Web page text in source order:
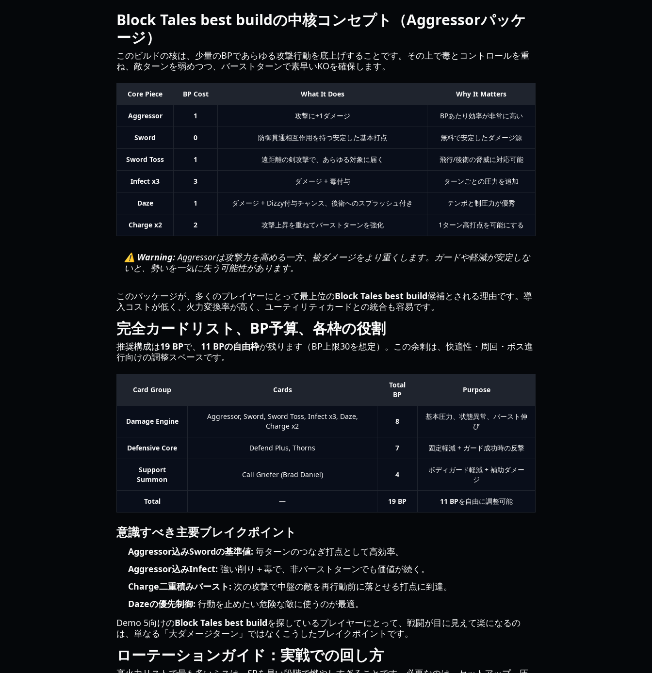
Block Tales best buildの中核コンセプト（Aggressorパッケ
ージ）
このビルドの核は、少量のBPであらゆる攻撃行動を底上げすることです。その上で毒とコントロールを重
ね、敵ターンを弱めつつ、バーストターンで素早いKOを確保します。
Core Piece BP Cost What It Does Why It Matters
Aggressor 1 攻撃に+1ダメージ BPあたり効率が非常に高い
Sword 0 防御貫通相互作用を持つ安定した基本打点 無料で安定したダメージ源
Sword Toss 1 遠距離の剣攻撃で、あらゆる対象に届く 飛行/後衛の脅威に対応可能
Infect x3 3 ダメージ + 毒付与 ターンごとの圧力を追加
Daze 1 ダメージ + Dizzy付与チャンス、後衛へのスプラッシュ付き テンポと制圧力が優秀
Charge x2 2 攻撃上昇を重ねてバーストターンを強化 1ターン高打点を可能にする
⚠️ Warning:Aggressorは攻撃力を高める一方、被ダメージをより重くします。ガードや軽減が安定しな
いと、勢いを一気に失う可能性があります。
このパッケージが、多くのプレイヤーにとって最上位のBlock Tales best build候補とされる理由です。導
入コストが低く、火力変換率が高く、ユーティリティカードとの統合も容易です。
完全カードリスト、BP予算、各枠の役割
推奨構成は19 BPで、 11 BPの自由枠が残ります（BP上限30を想定）。この余剰は、快適性・周回・ボス進
行向けの調整スペースです。
Card Group Cards
Total
BP
Purpose
Damage Engine
Aggressor, Sword, Sword Toss, Infect x3, Daze,
Charge x2
8
基本圧力、状態異常、バースト伸
び
Defensive Core Defend Plus, Thorns 7 固定軽減 + ガード成功時の反撃
Support
Summon
Call Griefer (Brad Daniel) 4
ボディガード軽減 + 補助ダメー
ジ
Total — 19 BP 11 BPを自由に調整可能
意識すべき主要ブレイクポイント
Aggressor込みSwordの基準値: 毎ターンのつなぎ打点として高効率。
Aggressor込みInfect: 強い削り＋毒で、非バーストターンでも価値が続く。
Charge二重積みバースト: 次の攻撃で中盤の敵を再行動前に落とせる打点に到達。
Dazeの優先制御: 行動を止めたい危険な敵に使うのが最適。
Demo 5向けのBlock Tales best buildを探しているプレイヤーにとって、戦闘が目に見えて楽になるの
は、単なる「大ダメージターン」ではなくこうしたブレイクポイントです。
ローテーションガイド：実戦での回し方